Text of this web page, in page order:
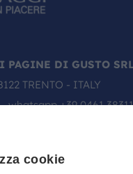
DI GUSTO
TRENTO - ITALY
whatsapp+39 0461
cookie